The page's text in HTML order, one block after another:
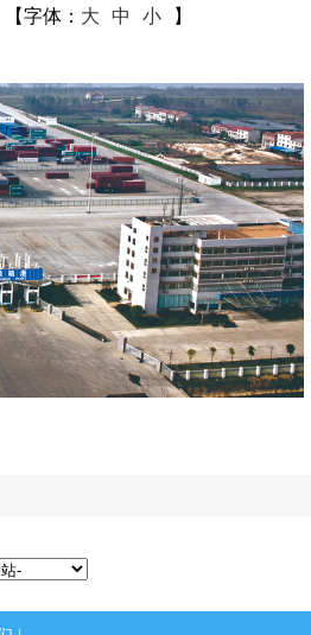
【字体： 大 中 小 】